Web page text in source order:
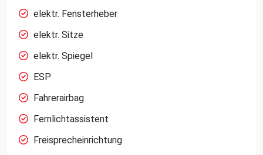
elektr. Fensterheber
elektr. Sitze
elektr. Spiegel
ESP
Fahrerairbag
Fernlichtassistent
Freisprecheinrichtung